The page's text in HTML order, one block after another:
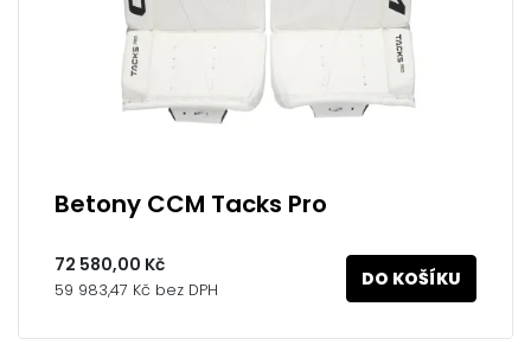
Betony CCM Tacks Pro
72 580,00 Kč
59 983,47 Kč bez DPH DO KOŠÍKU